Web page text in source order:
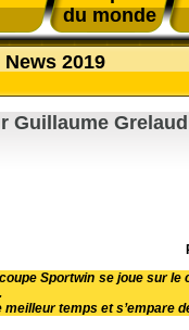
du monde
News 2019
Guillaume
Sportwin se joue sur
temps et s’empare